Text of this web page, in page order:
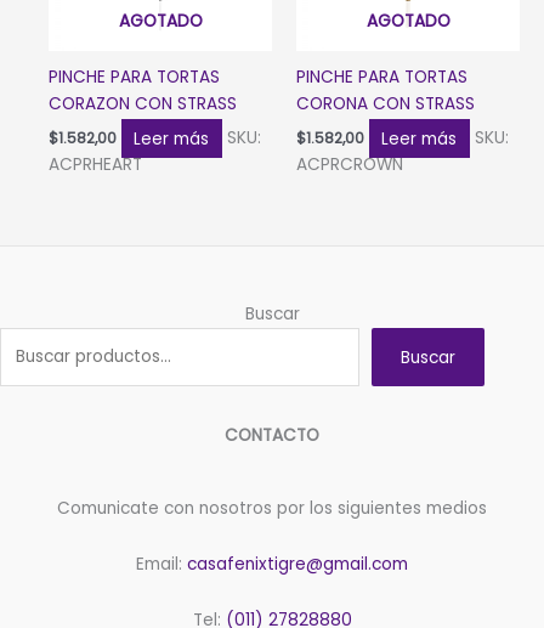
AGOTADO
PINCHE PARA TORTAS
CORAZON CON STRASS
$1.582,00 Leer más
SKU:
ACPRHEART
AGOTADO
PINCHE PARA TORTAS
CORONA CON STRASS
$1.582,00 Leer más
SKU:
ACPRCROWN
Buscar
Buscar
CONTACTO
Comunicate con nosotros por los siguientes medios
Email: casafenixtigre@gmail.com
Tel: (011) 27828880